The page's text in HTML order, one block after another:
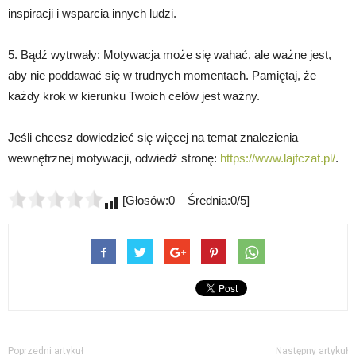
inspiracji i wsparcia innych ludzi.
5. Bądź wytrwały: Motywacja może się wahać, ale ważne jest,
aby nie poddawać się w trudnych momentach. Pamiętaj, że
każdy krok w kierunku Twoich celów jest ważny.
Jeśli chcesz dowiedzieć się więcej na temat znalezienia
wewnętrznej motywacji, odwiedź stronę: https://www.lajfczat.pl/.
[Głosów:0 Średnia:0/5]
Poprzedni artykuł Następny artykuł